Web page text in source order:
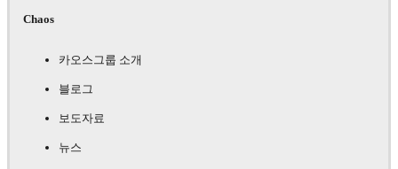
Chaos
카오스그룹 소개
블로그
보도자료
뉴스